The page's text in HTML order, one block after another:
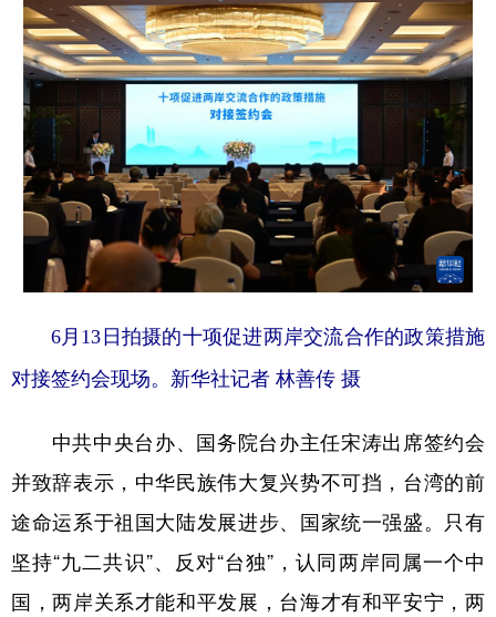
地方频道
北京 天津 河北
辽宁 吉林 上海 江苏
浙江 安徽 福建 江西
山东 河南 湖北 湖南
广东 广西 海南 重庆
四川 贵州 云南 西藏
陕西 甘肃 青海
多语种频道
English Español Français عربى
Русский язык 日本語 한국어
6月13日拍摄的十项促进两岸交流合作的政策措施
对接签约会现场。新华社记者 林善传 摄
中共中央台办、国务院台办主任宋涛出席签约会
并致辞表示，中华民族伟大复兴势不可挡，台湾的前
途命运系于祖国大陆发展进步、国家统一强盛。只有
坚持“九二共识”、反对“台独”，认同两岸同属一个中
国，两岸关系才能和平发展，台海才有和平安宁，两